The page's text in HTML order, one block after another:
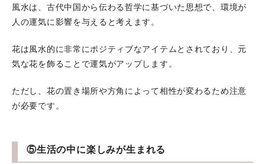
風水は、古代中国から伝わる哲学に基づいた思想で、環境が
人の運気に影響を与えると考えます。
花は風水的に非常にポジティブなアイテムとされており、元
気な花を飾ることで運気がアップします。
ただし、花の置き場所や方角によって相性が変わるため注意
が必要です。
⑤生活の中に楽しみが生まれる